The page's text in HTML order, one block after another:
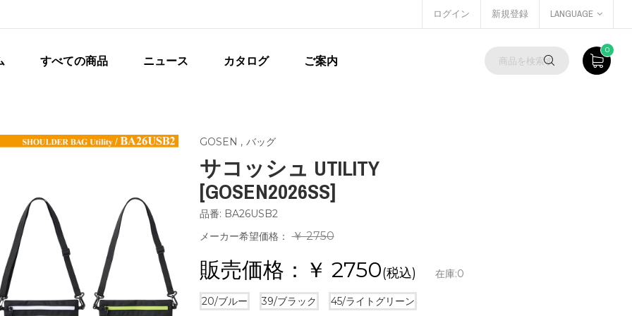
ログイン 新規登録 LANGUAGE
すべての商品 ニュース カタログ ご案内
0
GOSEN , バッグ
サコッシュ UTILITY
[GOSEN2026SS]
品番: BA26USB2
メーカー希望価格： ￥ 2750
販売価格：￥ 2750(税込) 在庫:0
20/ブルー 39/ブラック 45/ライトグリーン